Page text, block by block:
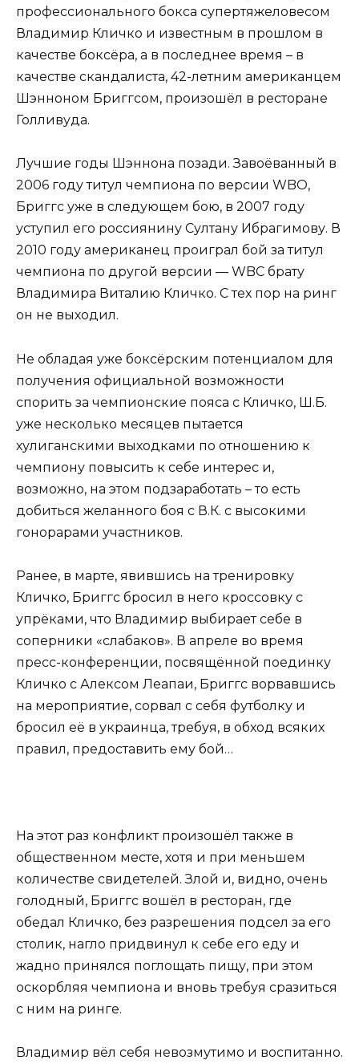
профессионального бокса супертяжеловесом
Владимир Кличко и известным в прошлом в
качестве боксёра, а в последнее время – в
качестве скандалиста, 42-летним американцем
Шэнноном Бриггсом, произошёл в ресторане
Голливуда.
Лучшие годы Шэннона позади. Завоёванный в
2006 году титул чемпиона по версии WBO,
Бриггс уже в следующем бою, в 2007 году
уступил его россиянину Султану Ибрагимову. В
2010 году американец проиграл бой за титул
чемпиона по другой версии — WBC брату
Владимира Виталию Кличко. С тех пор на ринг
он не выходил.
Не обладая уже боксёрским потенциалом для
получения официальной возможности
спорить за чемпионские пояса с Кличко, Ш.Б.
уже несколько месяцев пытается
хулиганскими выходками по отношению к
чемпиону повысить к себе интерес и,
возможно, на этом подзаработать – то есть
добиться желанного боя с В.К. с высокими
гонорарами участников.
Ранее, в марте, явившись на тренировку
Кличко, Бриггс бросил в него кроссовку с
упрёками, что Владимир выбирает себе в
соперники «слабаков». В апреле во время
пресс-конференции, посвящённой поединку
Кличко с Алексом Леапаи, Бриггс ворвавшись
на мероприятие, сорвал с себя футболку и
бросил её в украинца, требуя, в обход всяких
правил, предоставить ему бой…
На этот раз конфликт произошёл также в
общественном месте, хотя и при меньшем
количестве свидетелей. Злой и, видно, очень
голодный, Бриггс вошёл в ресторан, где
обедал Кличко, без разрешения подсел за его
столик, нагло придвинул к себе его еду и
жадно принялся поглощать пищу, при этом
оскорбляя чемпиона и вновь требуя сразиться
с ним на ринге.
Владимир вёл себя невозмутимо и воспитанно.